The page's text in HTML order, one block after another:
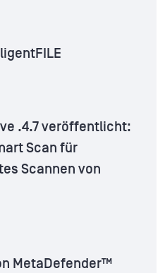
.4.7 veröffentlicht:
Scan für
Scannen von
MetaDefender™